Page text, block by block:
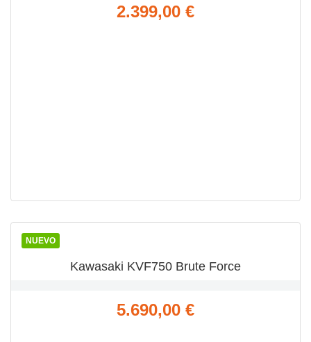
Precio
2.399,00 €
NUEVO
VISTA RÁPIDA
Kawasaki KVF750 Brute Force
Precio
5.690,00 €